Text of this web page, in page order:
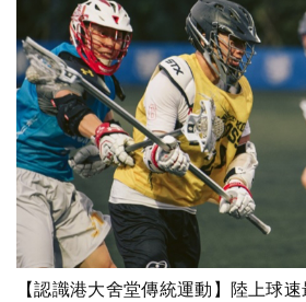
【認識港大舍堂傳統運動】陸上球